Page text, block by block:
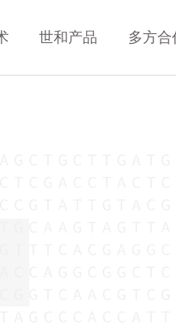
世和产品 多方合